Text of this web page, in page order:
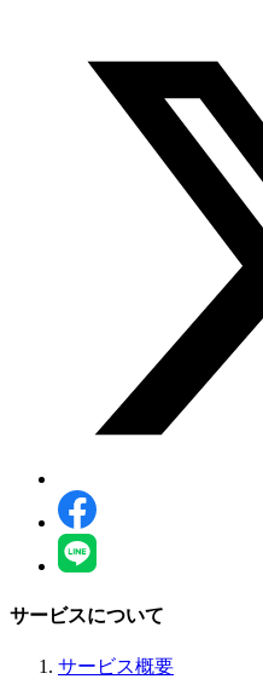
サービスについて
サービス概要